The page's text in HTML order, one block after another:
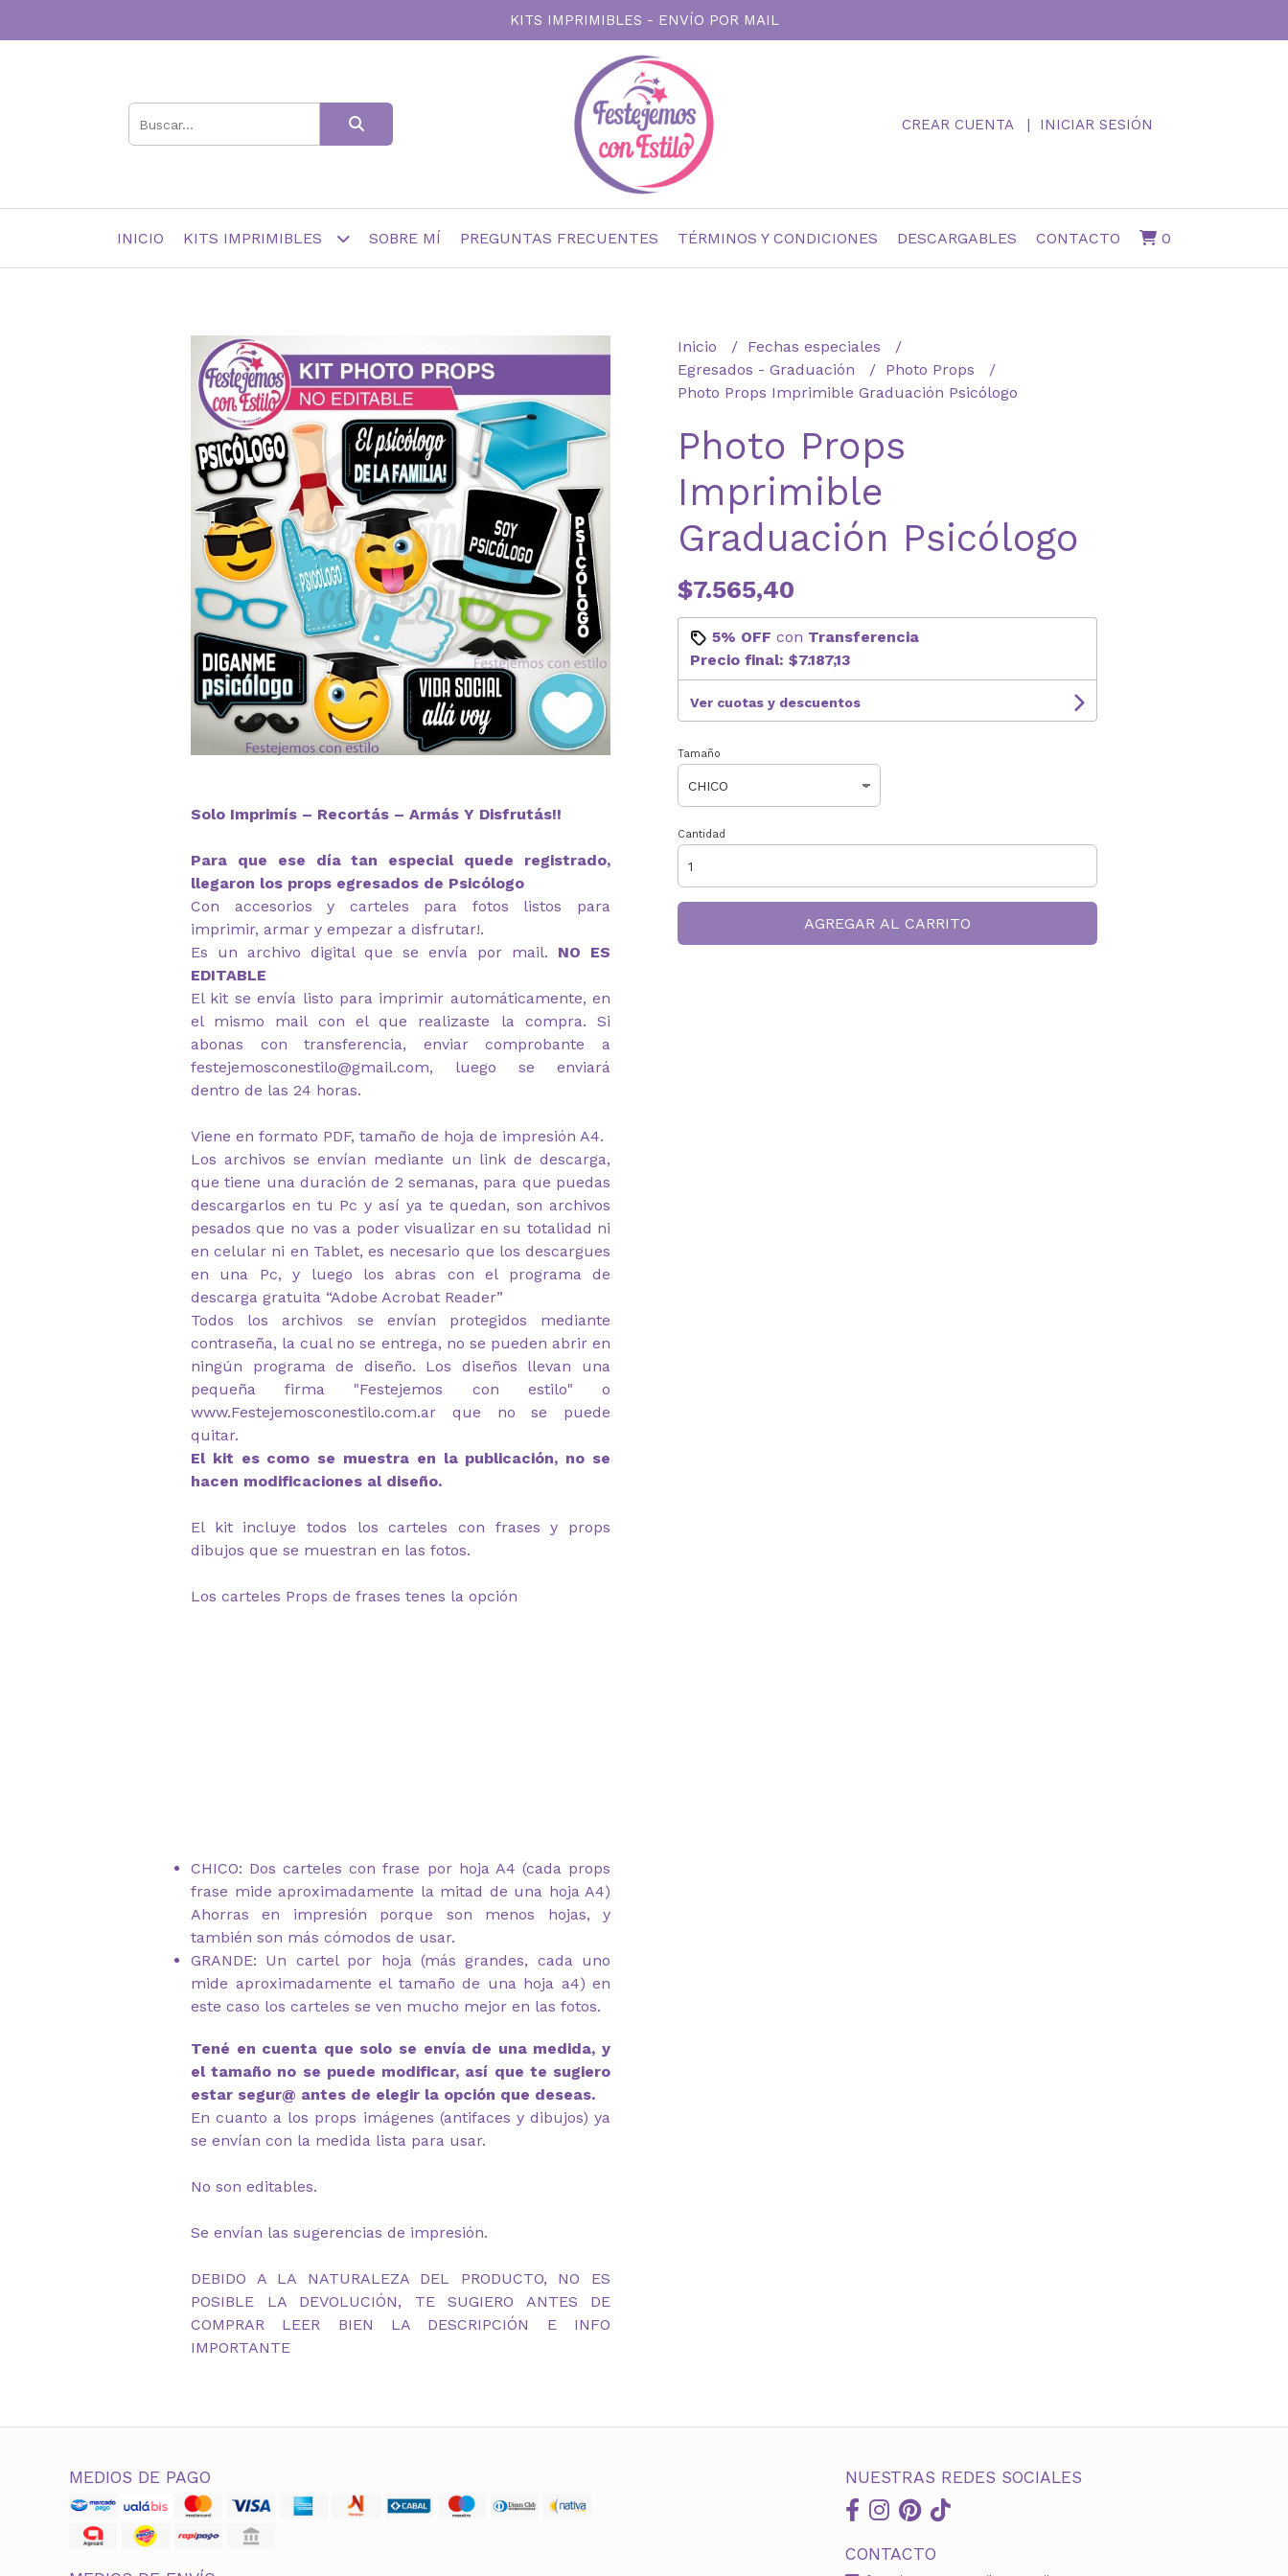
KITS IMPRIMIBLES - ENVÍO POR MAIL
CREAR CUENTA INICIAR SESIÓN
INICIO KITS IMPRIMIBLES SOBRE MÍ PREGUNTAS FRECUENTES TÉRMINOS Y CONDICIONES DESCARGABLES CONTACTO 0
Solo Imprimís – Recortás – Armás Y Disfrutás!!
Para que ese día tan especial quede registrado,
llegaron los props egresados de Psicólogo
Con accesorios y carteles para fotos listos para
imprimir, armar y empezar a disfrutar!.
Es un archivo digital que se envía por mail. NO ES
EDITABLE
El kit se envía listo para imprimir automáticamente, en
el mismo mail con el que realizaste la compra. Si
abonas con transferencia, enviar comprobante a
festejemosconestilo@gmail.com, luego se enviará
dentro de las 24 horas.
Viene en formato PDF, tamaño de hoja de impresión A4.
Los archivos se envían mediante un link de descarga,
que tiene una duración de 2 semanas, para que puedas
descargarlos en tu Pc y así ya te quedan, son archivos
pesados que no vas a poder visualizar en su totalidad ni
en celular ni en Tablet, es necesario que los descargues
en una Pc, y luego los abras con el programa de
descarga gratuita “Adobe Acrobat Reader”
Todos los archivos se envían protegidos mediante
contraseña, la cual no se entrega, no se pueden abrir en
ningún programa de diseño. Los diseños llevan una
pequeña firma "Festejemos con estilo" o
www.Festejemosconestilo.com.ar
que no se puede
quitar.
El kit es como se muestra en la publicación, no se
hacen modificaciones al diseño.
El kit incluye todos los carteles con frases y props
dibujos que se muestran en las fotos.
Los carteles Props de frases tenes la opción
CHICO: Dos carteles con frase por hoja A4 (cada props
frase mide aproximadamente la mitad de una hoja A4)
Ahorras en impresión porque son menos hojas, y
también son más cómodos de usar.
GRANDE: Un cartel por hoja (más grandes, cada uno
mide aproximadamente el tamaño de una hoja a4) en
este caso los carteles se ven mucho mejor en las fotos.
Tené en cuenta que solo se envía de una medida, y
el tamaño no se puede modificar, así que te sugiero
estar segur@ antes de elegir la opción que deseas.
En cuanto a los props imágenes (antifaces y dibujos) ya
se envían con la medida lista para usar.
No son editables.
Se envían las sugerencias de impresión.
DEBIDO A LA NATURALEZA DEL PRODUCTO, NO ES
POSIBLE LA DEVOLUCIÓN, TE SUGIERO ANTES DE
COMPRAR LEER BIEN LA DESCRIPCIÓN E INFO
IMPORTANTE
Inicio
Fechas especiales
Egresados - Graduación
Photo Props
Photo Props Imprimible Graduación Psicólogo
Photo Props
Imprimible
Graduación Psicólogo
$7.565,40
5% OFF con Transferencia
Precio final: $7.187,13
Ver cuotas y descuentos
Tamaño
Cantidad
AGREGAR AL CARRITO
MEDIOS DE PAGO NUESTRAS REDES SOCIALES
CONTACTO